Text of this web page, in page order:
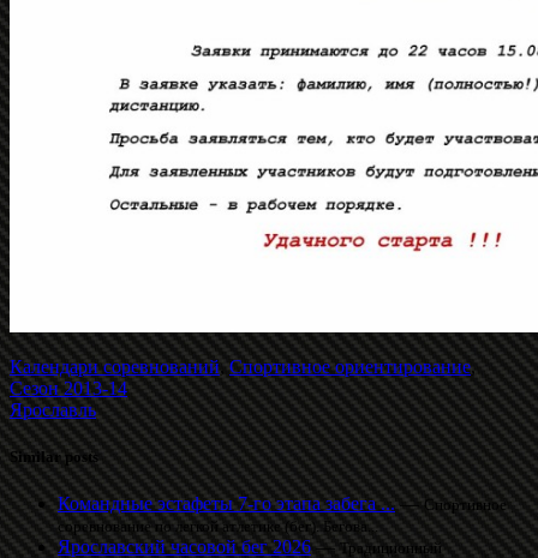
Календари соревнований,Спортивное ориентирование,
Сезон 2013-14
Ярославль
Similar posts
Командные эстафеты 7-го этапа забега ...— Спортивное
соревнование по легкой атлетике (бег). Бегова...
Ярославский часовой бег 2026—Традиционный